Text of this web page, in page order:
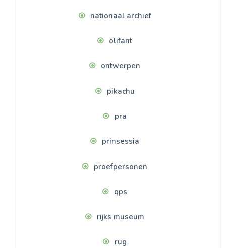
nationaal archief
olifant
ontwerpen
pikachu
pra
prinsessia
proefpersonen
qps
rijks museum
rug